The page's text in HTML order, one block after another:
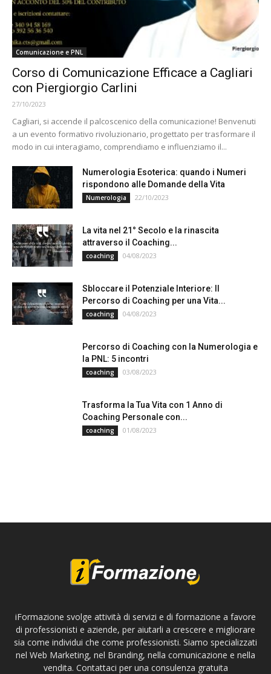
Comunicazione e PNL
Corso di Comunicazione Efficace a Cagliari
con Piergiorgio Carlini
27/10/2023
Cagliari, si accende il palcoscenico della comunicazione! Benvenuti
a un evento formativo rivoluzionario, progettato per trasformare il
modo in cui interagiamo, comprendiamo e influenziamo il...
Numerologia Esoterica: quando i Numeri
rispondono alle Domande della Vita
Numerologia 22/10/2023
La vita nel 21° Secolo e la rinascita
attraverso il Coaching...
coaching 04/08/2023
Sbloccare il Potenziale Interiore: Il
Percorso di Coaching per una Vita...
coaching 04/08/2023
Percorso di Coaching con la Numerologia e
la PNL: 5 incontri
coaching 03/08/2023
Trasforma la Tua Vita con 1 Anno di
Coaching Personale con...
coaching 01/08/2023
iFormazione svolge attività di servizi e di formazione a favore
di professionisti e aziende, per aiutarli a crescere e migliorare
sia come individui che come professionisti. Siamo specializzati
nel Web Marketing, nel Branding, nella comunicazione e nella
vendita. Contattaci per una consulenza gratuita